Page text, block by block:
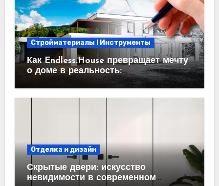
Стройматериалы l Инструменты
Как Endless.House превращает мечту
о доме в реальность:
проектирование под ключ
Отделка и дизайн
Скрытые двери: искусство
невидимости в современном